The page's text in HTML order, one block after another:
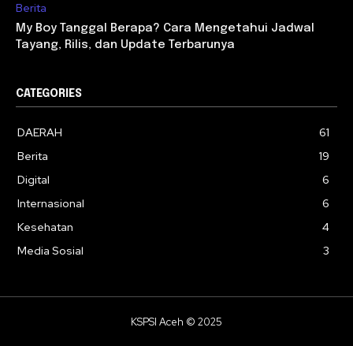
Berita
My Boy Tanggal Berapa? Cara Mengetahui Jadwal
Tayang, Rilis, dan Update Terbarunya
CATEGORIES
DAERAH
61
Berita
19
Digital
6
Internasional
6
Kesehatan
4
Media Sosial
3
KSPSI Aceh © 2025